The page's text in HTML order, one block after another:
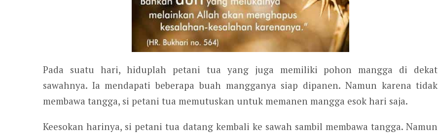
Pada suatu hari, hiduplah petani tua yang juga memiliki pohon mangga di dekat
sawahnya. Ia mendapati beberapa buah mangganya siap dipanen. Namun karena tidak
membawa tangga, si petani tua memutuskan untuk memanen mangga esok hari saja.
Keesokan harinya, si petani tua datang kembali ke sawah sambil membawa tangga. Namun